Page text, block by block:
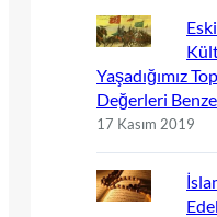
Yaşadığımız
Değerleri
17 Kasım 2019